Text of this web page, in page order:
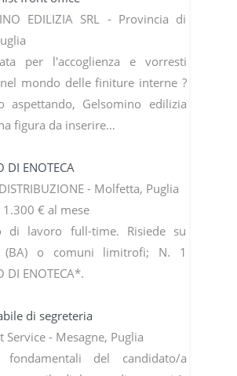
EDILIZIA SRL - Provincia di
per l'accoglienza e vorresti
mondo delle finiture interne ?
aspettando, Gelsomino edilizia
figura da inserire…
DI ENOTECA
- Molfetta, Puglia
€ al mese
di lavoro full-time. Risiede su
(BA) o comuni limitrofi; N. 1
DI ENOTECA*.
di segreteria
Service - Mesagne, Puglia
fondamentali del candidato/a